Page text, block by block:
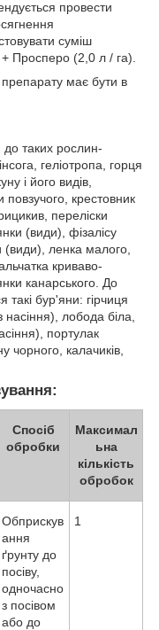
провести
суміш
Просперо (2,0 л / га).
має бути в
таких рослин-
геліотропа, горця
і його видів,
крестовник
переліски
(види), фізалісу
ленка малого,
криваво-
канарського. До
такі бур'яни: гірчиця
насіння), лобода біла,
портулак
чорного, калачиків,
Спосіб
обробки
Максимал
ьна
кількість
обробок
Обприскув
ання
ґрунту до
посіву,
одночасно
з посівом
або до
1